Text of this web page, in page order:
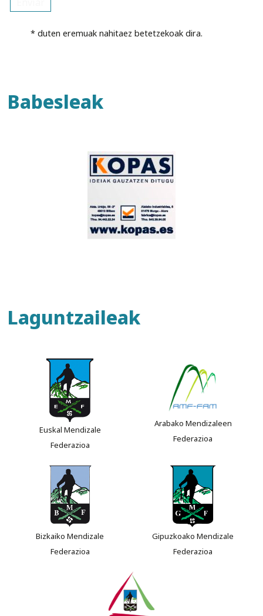
* duten eremuak nahitaez betetzekoak dira.
Babesleak
Laguntzaileak
Euskal Mendizale
Federazioa
Arabako Mendizaleen
Federazioa
Bizkaiko Mendizale
Federazioa
Gipuzkoako Mendizale
Federazioa